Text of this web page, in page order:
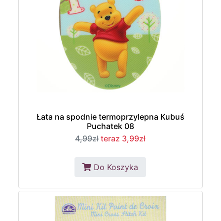
Łata na spodnie termoprzylepna Kubuś
Puchatek 08
4,99zł teraz 3,99zł
Do Koszyka